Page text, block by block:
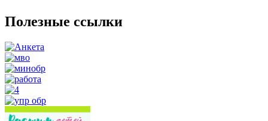
Полезные ссылки